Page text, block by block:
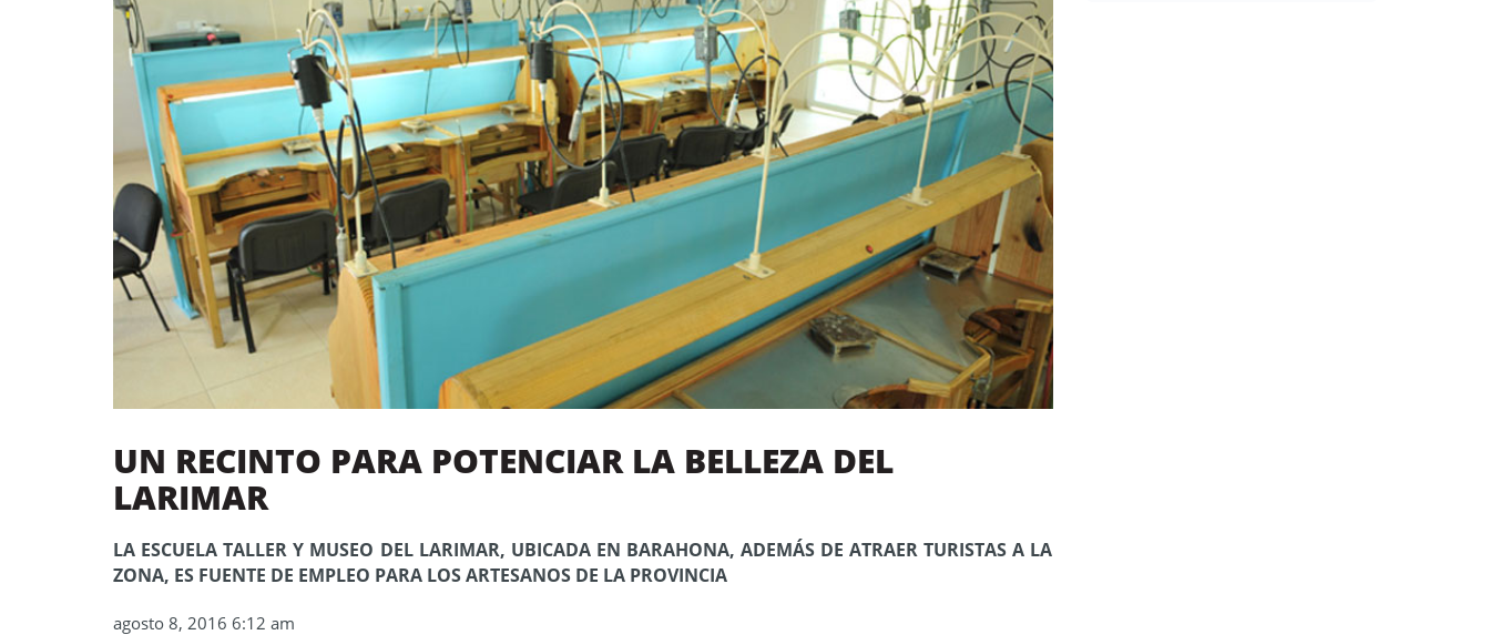
UN RECINTO PARA POTENCIAR LA BELLEZA DEL
LARIMAR
LA ESCUELA TALLER Y MUSEO DEL LARIMAR, UBICADA EN BARAHONA, ADEMÁS DE ATRAER TURISTAS A LA
ZONA, ES FUENTE DE EMPLEO PARA LOS ARTESANOS DE LA PROVINCIA
agosto 8, 2016 6:12 am